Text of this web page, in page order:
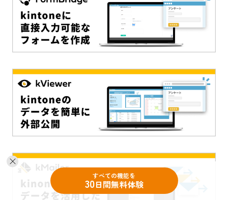
すべての機能を
30日間無料体験